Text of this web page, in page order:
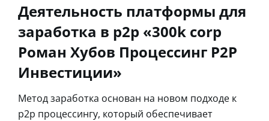
Деятельность платформы для
заработка в p2p «300k corp
Роман Хубов Процессинг P2P
Инвестиции»
Метод заработка основан на новом подходе к
p2p процессингу, который обеспечивает